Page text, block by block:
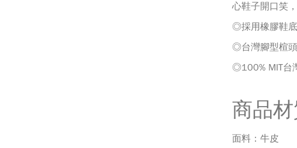
心鞋子開口笑
◎採用橡膠鞋
◎台灣腳型楦
◎100% MIT台
商品
面料：牛皮